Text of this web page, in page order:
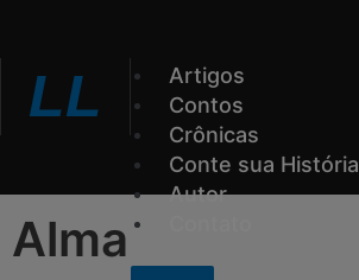
conteúdo
LL
Artigos
Contos
Crônicas
Conte sua História
Autor
Alma